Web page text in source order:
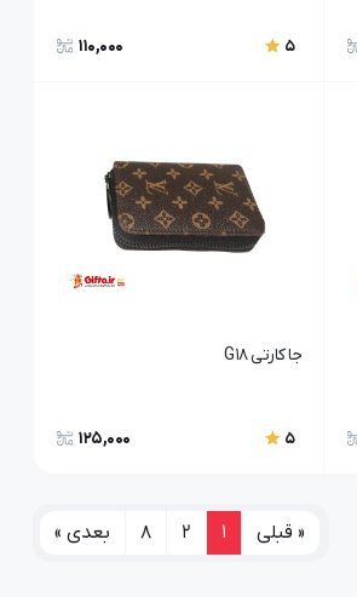
5
110,000
جا کارتی G18
5
125,000
« قبلی 1
2
8 بعدی »